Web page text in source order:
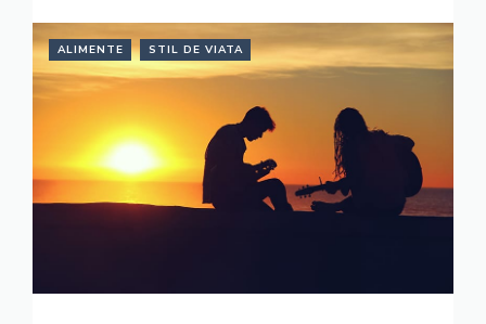
ALIMENTE STIL DE VIATA